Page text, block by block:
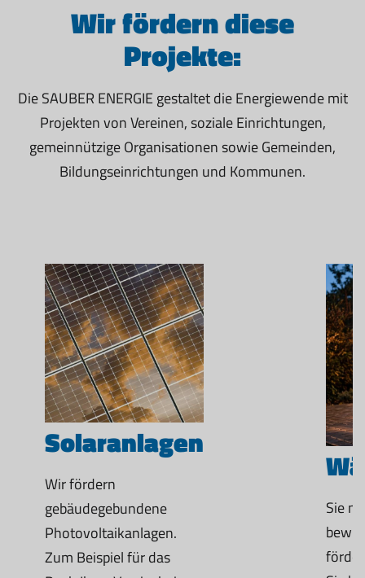
Wir fördern diese
Projekte:
Die SAUBER ENERGIE gestaltet die Energiewende mit
Projekten von Vereinen, soziale Einrichtungen,
gemeinnützige Organisationen sowie Gemeinden,
Bildungseinrichtungen und Kommunen.
Solaranlagen
Wir fördern
gebäudegebundene
Photovoltaikanlagen.
Zum Beispiel für das
Sie